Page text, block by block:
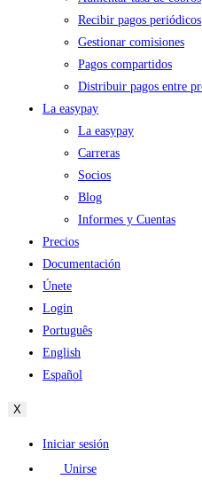
Recibir pagos periódicos
Gestionar comisiones
Pagos compartidos
Distribuir pagos entre
La easypay
La easypay
Carreras
Socios
Blog
Informes y Cuentas
Precios
Documentación
Únete
Login
Português
English
Español
X
Iniciar sesión
Unirse